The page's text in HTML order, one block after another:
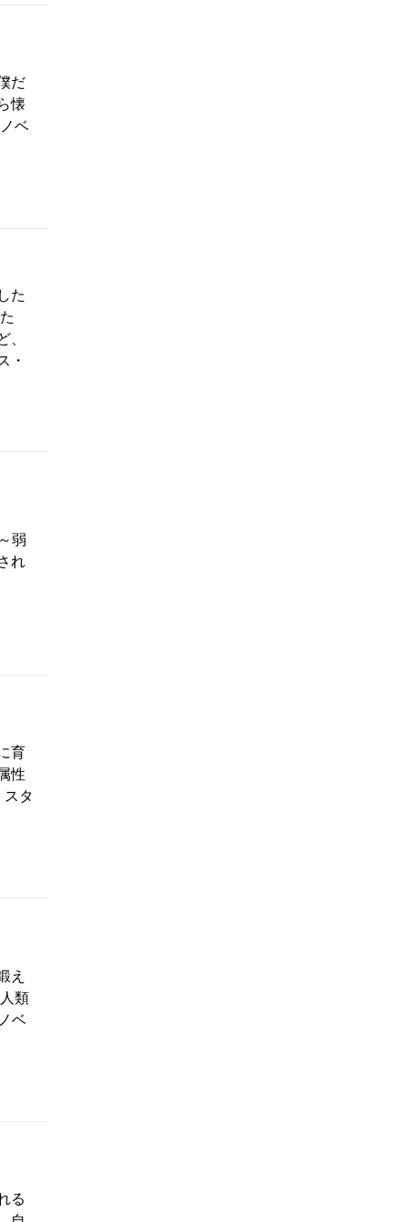
だ
懐
ベ
た
、
・
弱
れ
育
性
タ
え
類
ベ
る